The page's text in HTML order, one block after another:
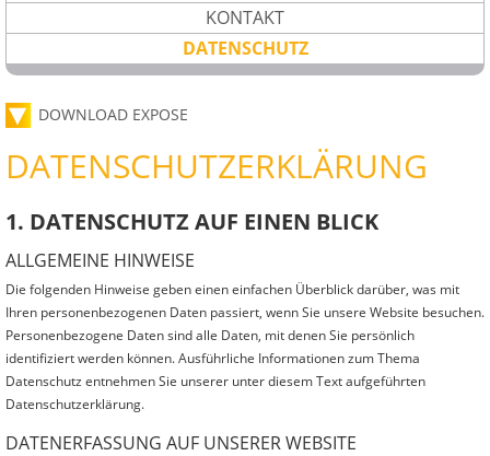
KONTAKT
DATENSCHUTZ
DOWNLOAD EXPOSE
DATENSCHUTZERKLÄRUNG
1. DATENSCHUTZ AUF EINEN BLICK
ALLGEMEINE HINWEISE
Die folgenden Hinweise geben einen einfachen Überblick darüber, was mit
Ihren personenbezogenen Daten passiert, wenn Sie unsere Website besuchen.
Personenbezogene Daten sind alle Daten, mit denen Sie persönlich
identifiziert werden können. Ausführliche Informationen zum Thema
Datenschutz entnehmen Sie unserer unter diesem Text aufgeführten
Datenschutzerklärung.
DATENERFASSUNG AUF UNSERER WEBSITE